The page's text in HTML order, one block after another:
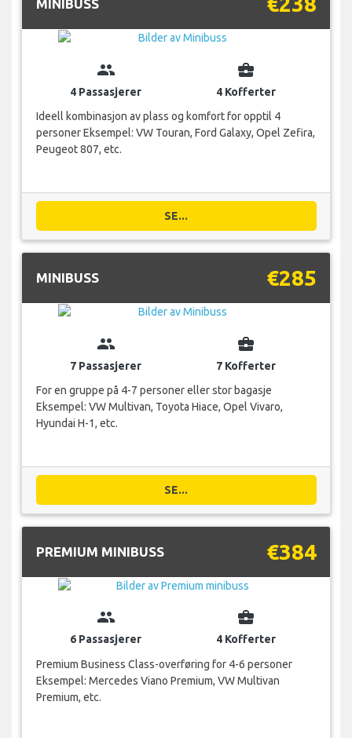
MINIBUSS
group
4 Passasjerer
business_center
4 Kofferter
Ideell kombinasjon av plass og komfort for opptil 4
personer Eksempel: VW Touran, Ford Galaxy, Opel Zefira,
Peugeot 807, etc.
SE...
MINIBUSS €285
group
7 Passasjerer
business_center
7 Kofferter
For en gruppe på 4-7 personer eller stor bagasje
Eksempel: VW Multivan, Toyota Hiace, Opel Vivaro,
Hyundai H-1, etc.
SE...
PREMIUM MINIBUSS €384
group
6 Passasjerer
business_center
4 Kofferter
Premium Business Class-overføring for 4-6 personer
Eksempel: Mercedes Viano Premium, VW Multivan
Premium, etc.